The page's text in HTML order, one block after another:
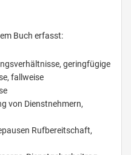
Buch erfasst:
geringfügige
fallweise
von Dienstnehmern,
Rufbereitschaft,